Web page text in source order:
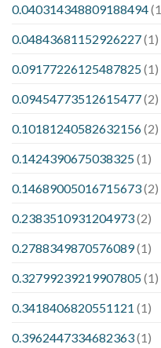
0.040314348809188494
0.04843681152926227(1)
0.09177226125487825(1)
0.09454773512615477(2)
0.10181240582632156(2)
0.1424390675038325(1)
0.14689005016715673(2)
0.2383510931204973(2)
0.2788349870576089(1)
0.32799239219907805(1)
0.3418406820551121 (1)
0.3962447334682363(1)